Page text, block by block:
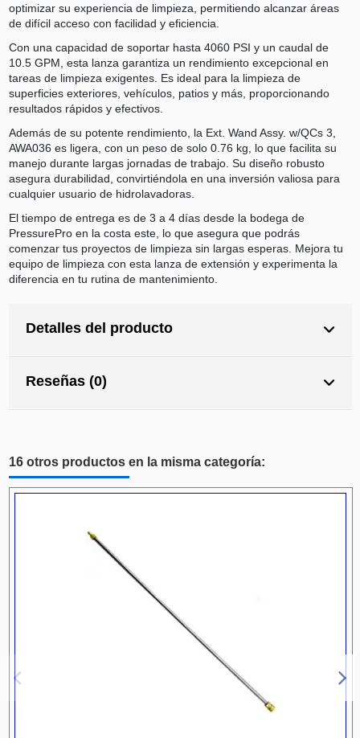
optimizar su experiencia de limpieza, permitiendo alcanzar áreas
de difícil acceso con facilidad y eficiencia.
Con una capacidad de soportar hasta 4060 PSI y un caudal de
10.5 GPM, esta lanza garantiza un rendimiento excepcional en
tareas de limpieza exigentes. Es ideal para la limpieza de
superficies exteriores, vehículos, patios y más, proporcionando
resultados rápidos y efectivos.
Además de su potente rendimiento, la Ext. Wand Assy. w/QCs 3,
AWA036 es ligera, con un peso de solo 0.76 kg, lo que facilita su
manejo durante largas jornadas de trabajo. Su diseño robusto
asegura durabilidad, convirtiéndola en una inversión valiosa para
cualquier usuario de hidrolavadoras.
El tiempo de entrega es de 3 a 4 días desde la bodega de
PressurePro en la costa este, lo que asegura que podrás
comenzar tus proyectos de limpieza sin largas esperas. Mejora tu
equipo de limpieza con esta lanza de extensión y experimenta la
diferencia en tu rutina de mantenimiento.
Detalles del producto
Reseñas (0)
16 otros productos en la misma categoría: